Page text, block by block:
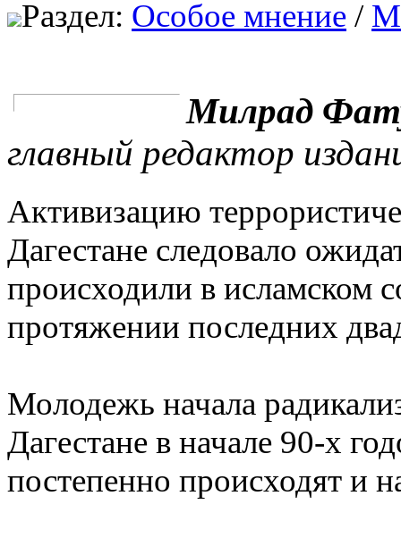
Раздел: Особое мнение /
Милрад
главный редактор
Активизацию
Дагестане следовало
происходили в исламском
протяжении последних
Молодежь начала
Дагестане в начале 90-х
постепенно происходят и